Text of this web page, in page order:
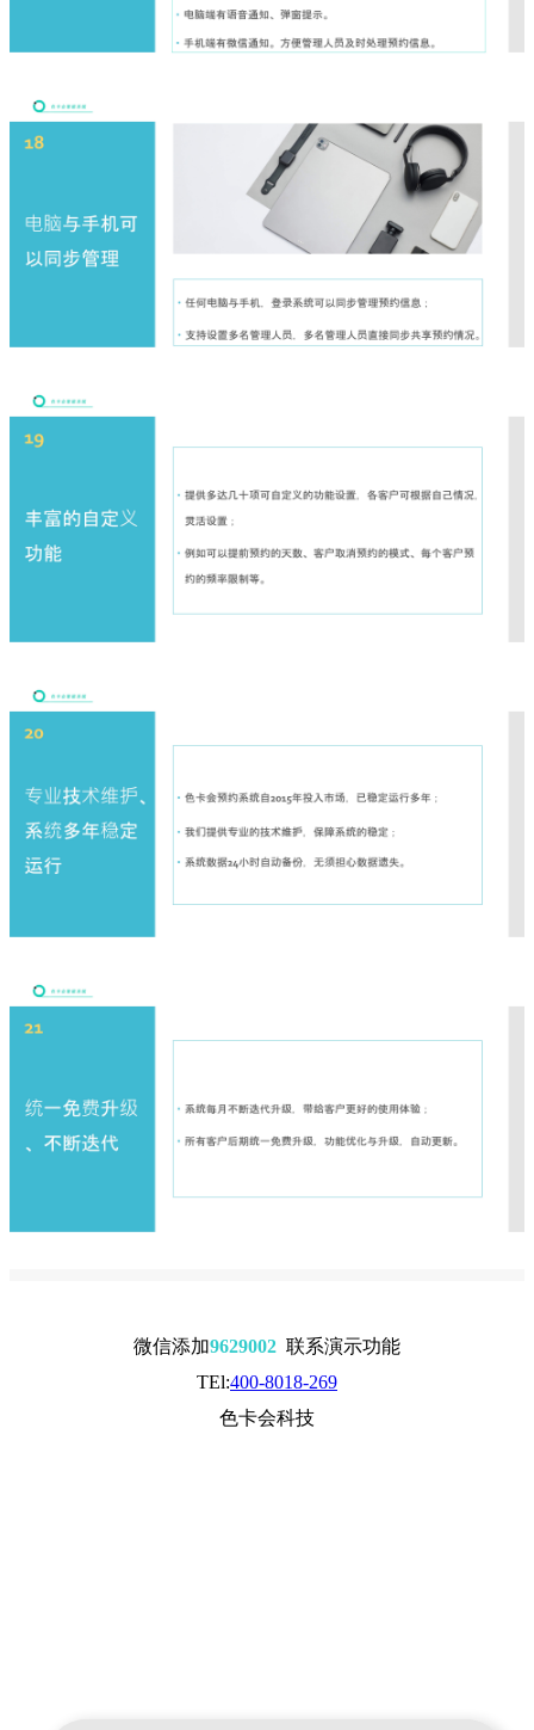
微信添加9629002 联系演示功能
TEl:400-8018-269
色卡会科技